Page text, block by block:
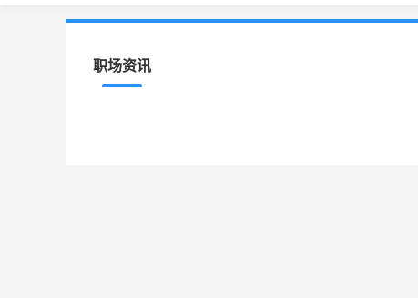
职场资讯